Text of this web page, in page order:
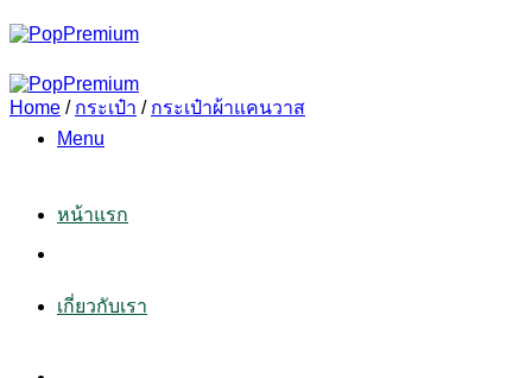
to
Menu
หน้าแรก
เกี่ยวกับเรา
Home / กระเป๋า / กระเป๋าผ้าแคนวาส